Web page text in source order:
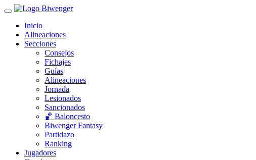
Inicio
Alineaciones
Secciones
Consejos
Fichajes
Guías
Alineaciones
Jornada
Lesionados
Sancionados
🏀 Baloncesto
Biwenger Fantasy
Partidazo
Ranking
Jugadores